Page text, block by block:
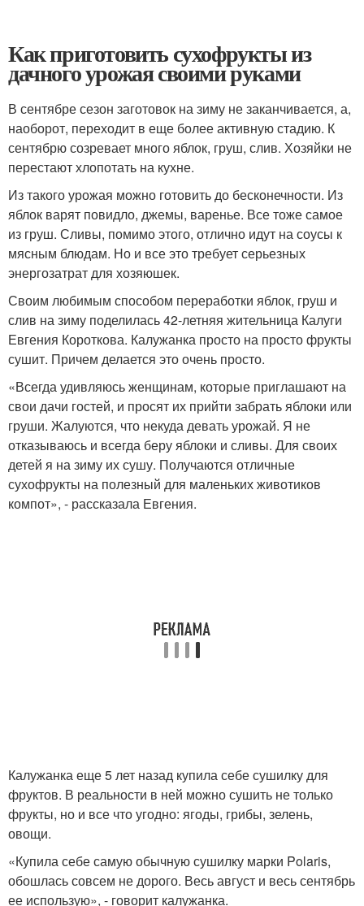
Как приготовить сухофрукты из
дачного урожая своими руками
В сентябре сезон заготовок на зиму не заканчивается, а,
наоборот, переходит в еще более активную стадию. К
сентябрю созревает много яблок, груш, слив. Хозяйки не
перестают хлопотать на кухне.
Из такого урожая можно готовить до бесконечности. Из
яблок варят повидло, джемы, варенье. Все тоже самое
из груш. Сливы, помимо этого, отлично идут на соусы к
мясным блюдам. Но и все это требует серьезных
энергозатрат для хозяюшек.
Своим любимым способом переработки яблок, груш и
слив на зиму поделилась 42-летняя жительница Калуги
Евгения Короткова. Калужанка просто на просто фрукты
сушит. Причем делается это очень просто.
«Всегда удивляюсь женщинам, которые приглашают на
свои дачи гостей, и просят их прийти забрать яблоки или
груши. Жалуются, что некуда девать урожай. Я не
отказываюсь и всегда беру яблоки и сливы. Для своих
детей я на зиму их сушу. Получаются отличные
сухофрукты на полезный для маленьких животиков
компот», - рассказала Евгения.
Калужанка еще 5 лет назад купила себе сушилку для
фруктов. В реальности в ней можно сушить не только
фрукты, но и все что угодно: ягоды, грибы, зелень,
овощи.
«Купила себе самую обычную сушилку марки Polaris,
обошлась совсем не дорого. Весь август и весь сентябрь
ее использую», - говорит калужанка.